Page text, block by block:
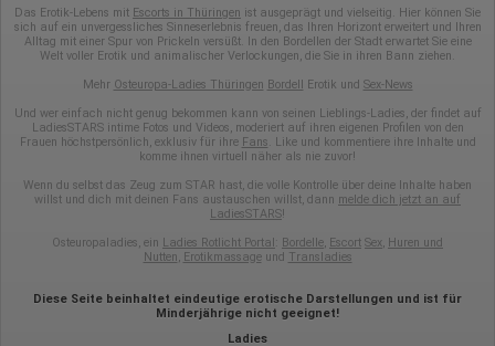
Das Erotik-Lebens mit Escorts in Thüringen ist ausgeprägt und vielseitig. Hier können Sie
sich auf ein unvergessliches Sinneserlebnis freuen, das Ihren Horizont erweitert und Ihren
Alltag mit einer Spur von Prickeln versüßt. In den Bordellen der Stadt erwartet Sie eine
Welt voller Erotik und animalischer Verlockungen, die Sie in ihren Bann ziehen.
Mehr Osteuropa-Ladies Thüringen Bordell Erotik und Sex-News
Und wer einfach nicht genug bekommen kann von seinen Lieblings-Ladies, der findet auf
LadiesSTARS intime Fotos und Videos, moderiert auf ihren eigenen Profilen von den
Frauen höchstpersönlich, exklusiv für ihre Fans . Like und kommentiere ihre Inhalte und
komme ihnen virtuell näher als nie zuvor!
Wenn du selbst das Zeug zum STAR hast, die volle Kontrolle über deine Inhalte haben
willst und dich mit deinen Fans austauschen willst, dann melde dich jetzt an auf
LadiesSTARS!
Osteuropaladies, ein Ladies Rotlicht Portal Bordelle, Escort Sex, Huren und
Nutten, Erotikmassageund Transladies
Diese Seite beinhaltet eindeutige erotische Darstellungen und ist für
Minderjährige nicht geeignet!
Ladies